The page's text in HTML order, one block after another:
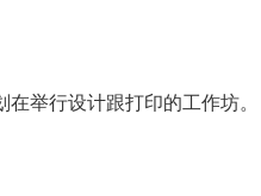
举行设计跟打印的工作坊。